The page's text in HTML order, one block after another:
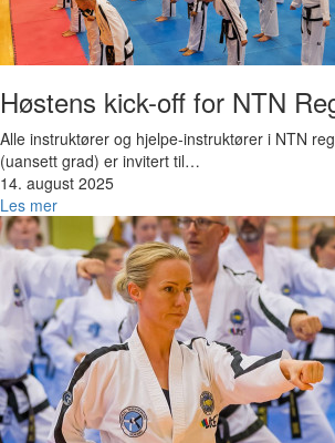
Høstens kick-off for NTN
Alle instruktører og hjelpe-instruktører i NTN
(uansett grad) er invitert til…
14. august 2025
Les mer
Bilde